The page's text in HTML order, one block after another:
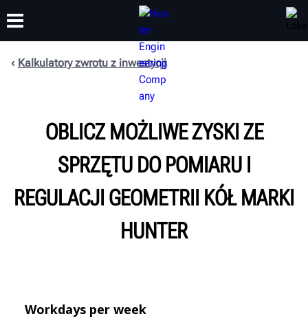
SZKOLENIA
Kalkulatory zwrotu z inwestycji
OBLICZ MOŻLIWE ZYSKI ZE
SPRZĘTU DO POMIARU I
REGULACJI GEOMETRII KÓŁ MARKI
HUNTER